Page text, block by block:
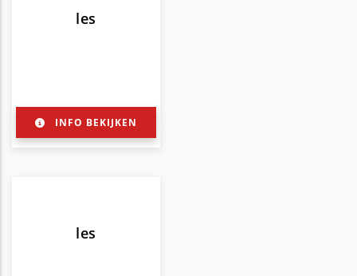
les
INFO BEKIJKEN
les